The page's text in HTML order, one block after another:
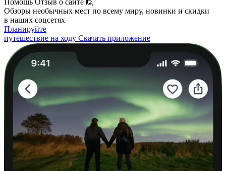
Помощь Отзыв о сайте 🙋
Обзоры необычных мест по всему миру, новинки и скидки
в наших соцсетях
Планируйте
путешествие на ходу Скачать приложение